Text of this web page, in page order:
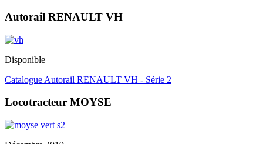
Autorail RENAULT VH
Disponible
Catalogue Autorail RENAULT VH - Série 2
Locotracteur MOYSE